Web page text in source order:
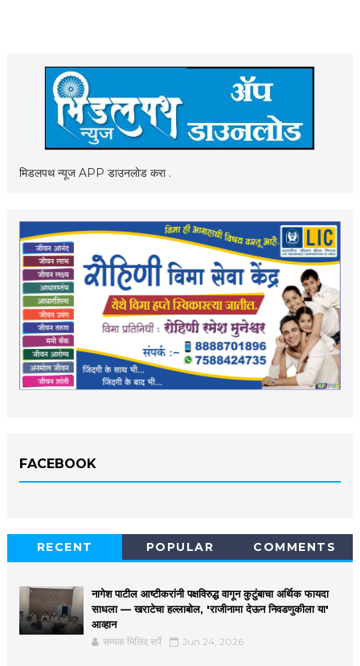
मिडलपथ न्यूज APP डाउनलोड करा .
FACEBOOK
RECENT POPULAR COMMENTS
नागेश पाटील आष्टीकरांनी पक्षविरुद्ध वागून कुटुंबाचा अर्थिक फायदा
साधला — खराटेचा हल्लाबोल, 'राजीनामा देऊन निवडणुकीला या'
आव्हान
सम्यक मिलिंद सर्पे Jun 24, 2026